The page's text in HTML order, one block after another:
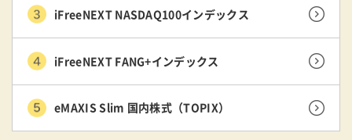
iFreeNEXT NASDAQ100インデックス
iFreeNEXT FANG+インデックス
eMAXIS Slim 国内株式（TOPIX）